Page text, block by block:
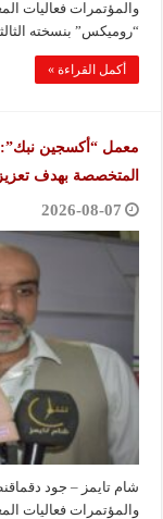
والمؤتمرات فعاليات
“روميكس” بنسخته
أكمل القراءة »
معمل “أكسجين
المتخصصة بهدف تعزيز
2026-08-07
شام تايمز – جود
والمؤتمرات فعاليات